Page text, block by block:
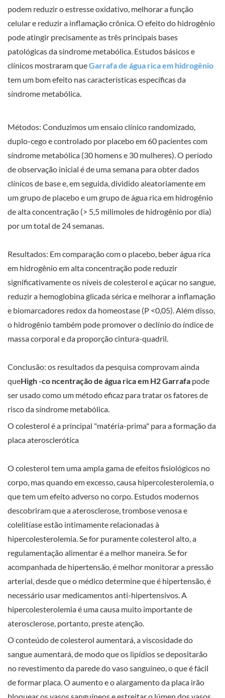
podem reduzir o estresse oxidativo, melhorar a função
celular e reduzir a inflamação crônica. O efeito do hidrogênio
pode atingir precisamente as três principais bases
patológicas da síndrome metabólica. Estudos básicos e
clínicos mostraram queGarrafa de água rica em hidrogênio
tem um bom efeito nas características específicas da
síndrome metabólica.
Métodos: Conduzimos um ensaio clínico randomizado,
duplo-cego e controlado por placebo em 60 pacientes com
síndrome metabólica (30 homens e 30 mulheres). O período
de observação inicial é de uma semana para obter dados
clínicos de base e, em seguida, dividido aleatoriamente em
um grupo de placebo e um grupo de água rica em hidrogênio
de alta concentração (> 5,5 milimoles de hidrogênio por dia)
por um total de 24 semanas.
Resultados: Em comparação com o placebo, beber água rica
em hidrogênio em alta concentração pode reduzir
significativamente os níveis de colesterol e açúcar no sangue,
reduzir a hemoglobina glicada sérica e melhorar a inflamação
e biomarcadores redox da homeostase (P <0,05). Além disso,
o hidrogênio também pode promover o declínio do índice de
massa corporal e da proporção cintura-quadril.
Conclusão: os resultados da pesquisa comprovam ainda
queHigh-co ncentração de água rica em H2Garrafa pode
ser usado como um método eficaz para tratar os fatores de
risco da síndrome metabólica.
O colesterol é a principal "matéria-prima" para a formação da
placa aterosclerótica
O colesterol tem uma ampla gama de efeitos fisiológicos no
corpo, mas quando em excesso, causa hipercolesterolemia, o
que tem um efeito adverso no corpo. Estudos modernos
descobriram que a aterosclerose, trombose venosa e
colelitíase estão intimamente relacionadas à
hipercolesterolemia. Se for puramente colesterol alto, a
regulamentação alimentar é a melhor maneira. Se for
acompanhada de hipertensão, é melhor monitorar a pressão
arterial, desde que o médico determine que é hipertensão, é
necessário usar medicamentos anti-hipertensivos. A
hipercolesterolemia é uma causa muito importante de
aterosclerose, portanto, preste atenção.
O conteúdo de colesterol aumentará, a viscosidade do
sangue aumentará, de modo que os lipídios se depositarão
no revestimento da parede do vaso sanguíneo, o que é fácil
de formar placa. O aumento e o alargamento da placa irão